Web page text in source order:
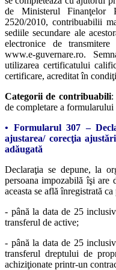
de Ministerul Finanţelor
2520/2010, contribuabilii
sediile secundare ale
electronice de
www.e-guvernare.ro.
utilizarea certificatului
certificare, acreditat în
Categorii de contribuabili:
de completare a
• Formularul 307 –
ajustarea/ corecţia
adăugată
Declaraţia se depune, la
persoana impozabilă îşi
aceasta se află înregistrată
- până la data de 25
transferul de active;
- până la data de 25
transferul dreptului de
achiziţionate printr-un